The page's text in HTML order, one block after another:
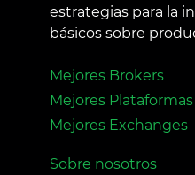
estrategias para la
básicos sobre
Mejores Brokers
Mejores Plataformas
Mejores Exchanges
Sobre nosotros